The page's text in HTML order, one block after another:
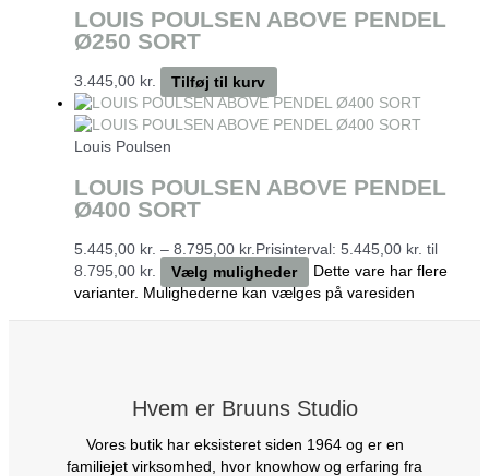
LOUIS POULSEN ABOVE PENDEL
Ø250 SORT
3.445,00 kr. Tilføj til kurv
Louis Poulsen
LOUIS POULSEN ABOVE PENDEL
Ø400 SORT
5.445,00 kr. – 8.795,00 kr. Prisinterval: 5.445,00 kr. til
8.795,00 kr.
Vælg muligheder
Dette vare har flere
varianter. Mulighederne kan vælges på varesiden
Hvem er Bruuns Studio
Vores butik har eksisteret siden 1964 og er en
familiejet virksomhed, hvor knowhow og erfaring fra